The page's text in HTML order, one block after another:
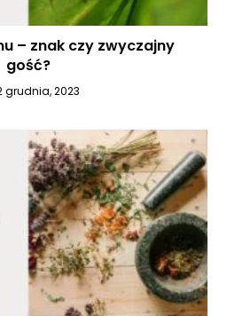
– znak czy zwyczajny
gość?
grudnia, 2023